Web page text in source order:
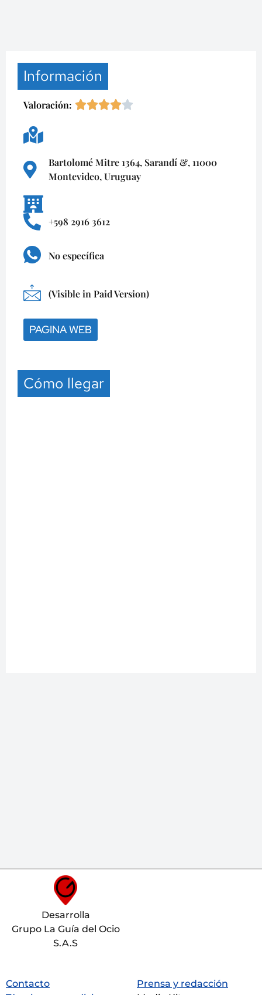
Información
Valoración:
Bartolomé Mitre 1364, Sarandí &, 11000
Montevideo, Uruguay
+598 2916 3612
No específica
(Visible in Paid Version)
PAGINA WEB
Cómo llegar
Desarrolla
Grupo La Guía del Ocio
S.A.S
Contacto
Prensa y redacción